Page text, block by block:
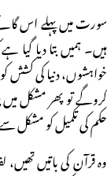
سورت میں پہلے اس
ہیں۔ ہمیں بتا دیا گیا
خواہشوں، دنیا کی کشش
کروگے تو پھر مشکل
حکم کی تکمیل کو مشکل
وہ قرآن کی باتیں